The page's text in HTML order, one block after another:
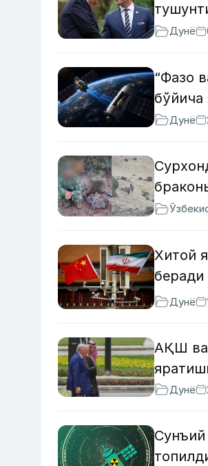
Дунё
“Фазо
бўйича
Дунё
Хитой
беради
Дунё
АҚШ ва
Дунё